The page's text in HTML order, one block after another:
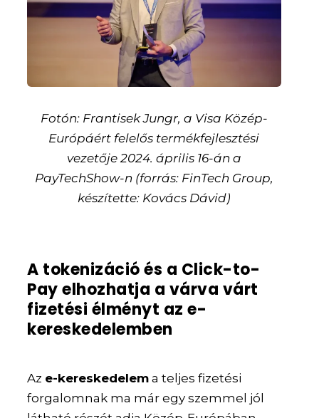
Fotón: Frantisek Jungr, a Visa Közép-
Európáért felelős termékfejlesztési
vezetője 2024. április 16-án a
PayTechShow-n (forrás: FinTech Group,
készítette: Kovács Dávid)
A tokenizáció és a Click-to-
Pay elhozhatja a várva várt
fizetési élményt az e-
kereskedelemben
Az e-kereskedelem a teljes fizetési
forgalomnak ma már egy szemmel jól